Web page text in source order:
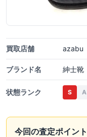
買取店舗 azabu
ブランド名 紳士靴
状態ランク S A
今回の査定ポイント